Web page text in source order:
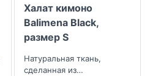
Халат кимоно
Balimena Black,
размер S
Натуральная ткань,
сделанная из